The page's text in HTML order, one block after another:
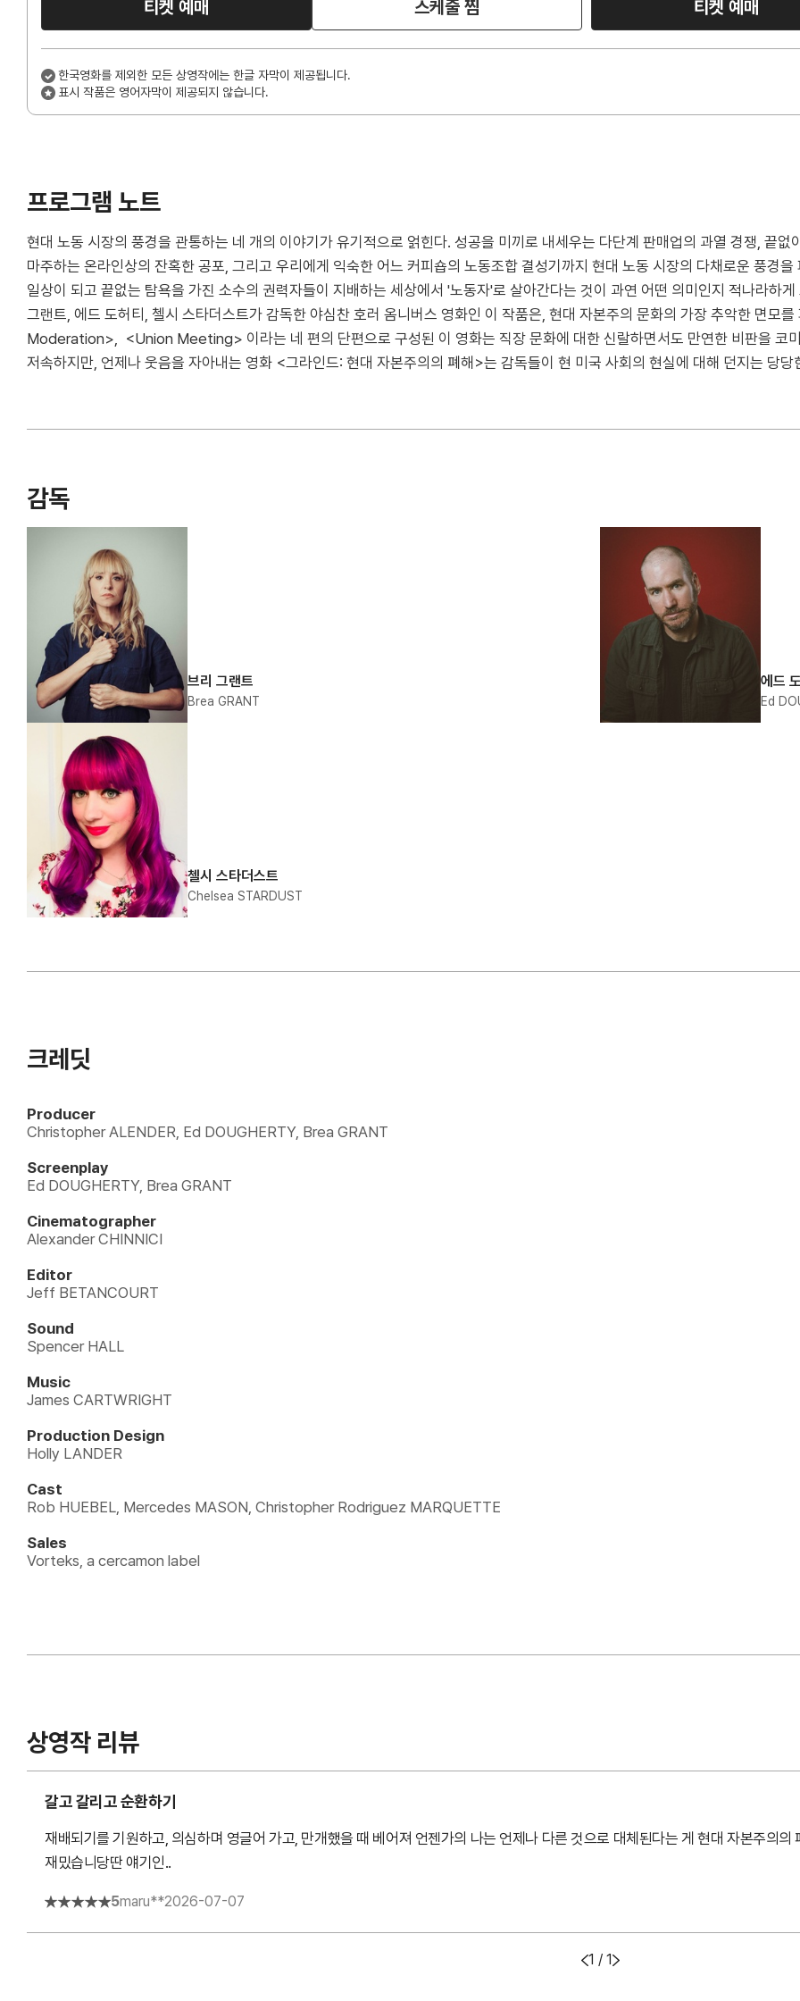
티켓 예매 스케줄 찜 티켓 예매
한국영화를 제외한 모든 상영작에는 한글 자막이 제공됩니다.
표시 작품은 영어자막이 제공되지 않습니다.
프로그램 노트
현대 노동 시장의 풍경을 관통하는 네 개의 이야기가 유기적으로 얽힌다. 성공을 미끼로 내세우는 다단계 판매업의 과열 경쟁, 끝
마주하는 온라인상의 잔혹한 공포, 그리고 우리에게 익숙한 어느 커피숍의 노동조합 결성기까지 현대 노동 시장의 다채로운 풍경
일상이 되고 끝없는 탐욕을 가진 소수의 권력자들이 지배하는 세상에서 '노동자'로 살아간다는 것이 과연 어떤 의미인지 적나라하
그랜트, 에드 도허티, 첼시 스타더스트가 감독한 야심찬 호러 옴니버스 영화인 이 작품은, 현대 자본주의 문화의 가장 추악한 면
Moderation>, <Union Meeting> 이라는 네 편의 단편으로 구성된 이 영화는 직장 문화에 대한 신랄하면서도 만연한 비판을 코
저속하지만, 언제나 웃음을 자아내는 영화 <그라인드: 현대 자본주의의 폐해>는 감독들이 현 미국 사회의 현실에 대해 던지는 당당
감독
브리 그랜트
Brea GRANT
에드
Ed
첼시 스타더스트
Chelsea STARDUST
크레딧
Producer
Christopher ALENDER, Ed DOUGHERTY, Brea GRANT
Screenplay
Ed DOUGHERTY, Brea GRANT
Cinematographer
Alexander CHINNICI
Editor
Jeff BETANCOURT
Sound
Spencer HALL
Music
James CARTWRIGHT
Production Design
Holly LANDER
Cast
Rob HUEBEL, Mercedes MASON, Christopher Rodriguez MARQUETTE
Sales
Vorteks, a cercamon label
상영작 리뷰
갈고 갈리고 순환하기
재배되기를 기원하고, 의심하며 영글어 가고, 만개했을 때 베어져 언젠가의 나는 언제나 다른 것으로 대체된다는 게 현대 자본주의
재밌습니당딴 얘기인..
5maru**2026-07-07
1 / 1